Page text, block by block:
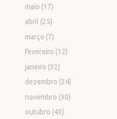
maio (17)
abril (25)
março (7)
fevereiro (12)
janeiro (32)
dezembro (24)
novembro (30)
outubro (43)